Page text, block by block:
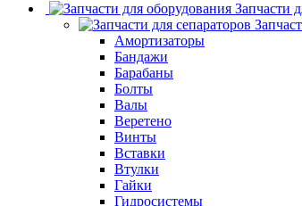
Запчасти
Амортизаторы
Бандажи
Барабаны
Болты
Валы
Веретено
Винты
Вставки
Втулки
Гайки
Гидросистемы